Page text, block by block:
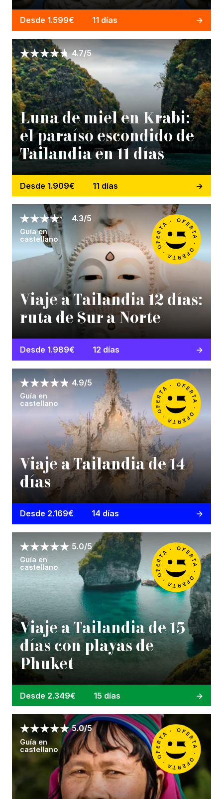
Desde 1.599€ 11 días
4.7/5
Luna de miel en Krabi:
el paraíso escondido de
Tailandia en 11 días
Desde 1.909€ 11 días
4.3/5
Guía en
castellano
Viaje a Tailandia 12 días:
ruta de Sur a Norte
Desde 1.989€ 12 días
4.9/5
Guía en
castellano
Viaje a Tailandia de 14
días
Desde 2.169€ 14 días
5.0/5
Guía en
castellano
Viaje a Tailandia de 15
días con playas de
Phuket
Desde 2.349€ 15 días
5.0/5
Guía en
castellano